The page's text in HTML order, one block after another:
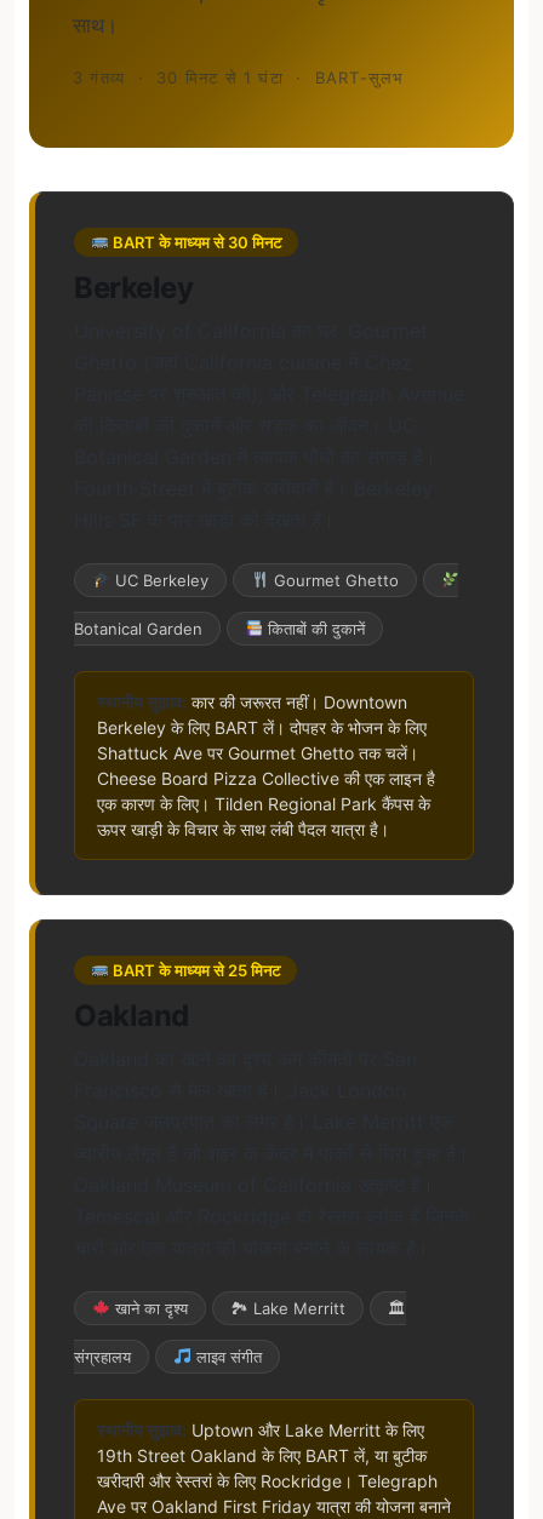
साथ।
3 गंतव्य · 30 मिनट से 1 घंटा · BART-सुलभ
BART के माध्यम से 30 मिनट
UC Berkeley Gourmet Ghetto
Botanical Garden किताबों की दुकानें
स्थानीय सुझाव: कार की जरूरत नहीं। Downtown
Berkeley के लिए BART लें। दोपहर के भोजन के लिए
Shattuck Ave पर Gourmet Ghetto तक चलें।
Cheese Board Pizza Collective की एक लाइन है
एक कारण के लिए। Tilden Regional Park कैंपस के
ऊपर खाड़ी के विचार के साथ लंबी पैदल यात्रा है।
BART के माध्यम से 25 मिनट
खाने का दृश्य 🏞 Lake Merritt 🏛
संग्रहालय लाइव संगीत
स्थानीय सुझाव: Uptown और Lake Merritt के लिए
19th Street Oakland के लिए BART लें, या बुटीक
खरीदारी और रेस्तरां के लिए Rockridge। Telegraph
Ave पर Oakland First Friday यात्रा की योजना बनाने